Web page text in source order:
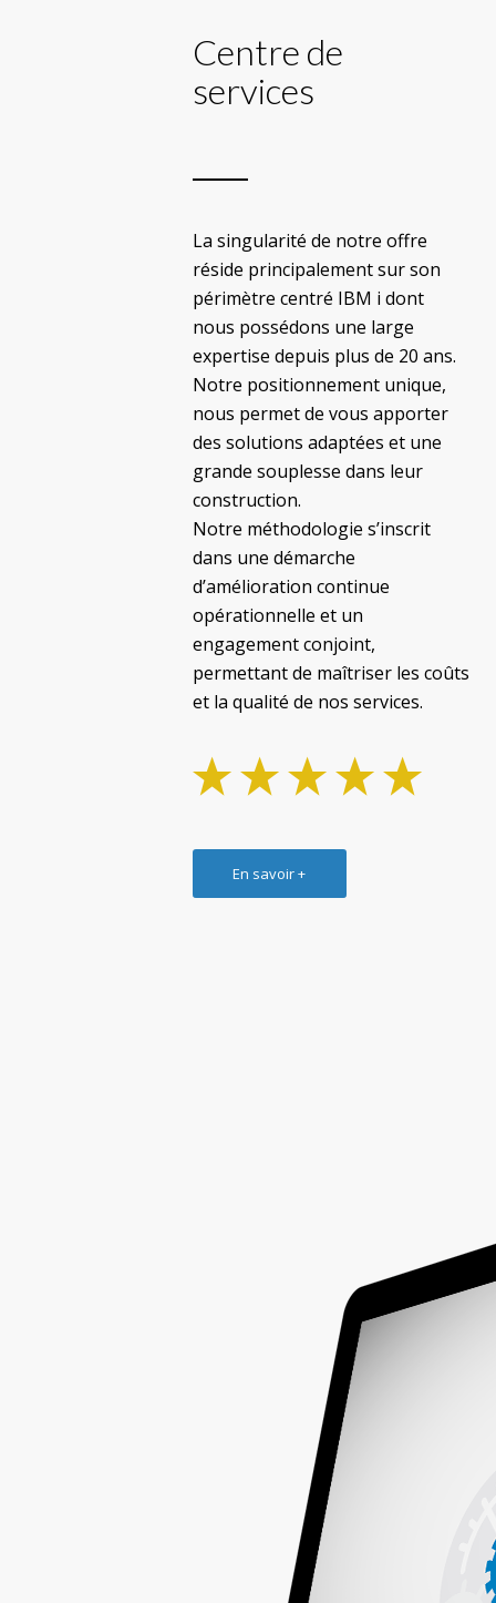
Centre de
services
La singularité de notre offre
réside principalement sur son
périmètre centré IBM i dont
nous possédons une large
expertise depuis plus de 20 ans.
Notre positionnement unique,
nous permet de vous apporter
des solutions adaptées et une
grande souplesse dans leur
construction.
Notre méthodologie s’inscrit
dans une démarche
d’amélioration continue
opérationnelle et un
engagement conjoint,
permettant de maîtriser les coûts
et la qualité de nos services.
En savoir +